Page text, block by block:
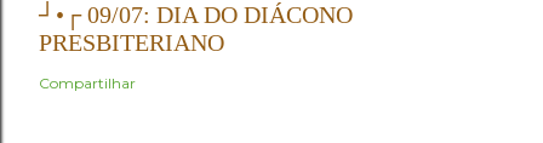
┘•┌ 09/07: DIA DO DIÁCONO
PRESBITERIANO
Compartilhar